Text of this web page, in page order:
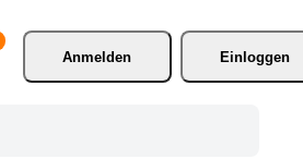
Anmelden
Einloggen